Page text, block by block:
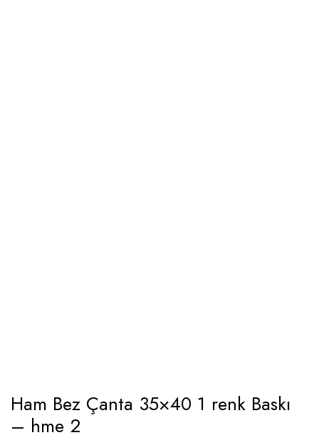
Ham Bez Çanta 35×40 1 renk Baskı
– hme 2